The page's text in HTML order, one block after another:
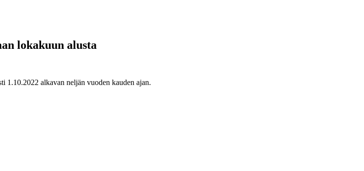
lokakuun alusta
1.10.2022 alkavan neljän vuoden kauden ajan.